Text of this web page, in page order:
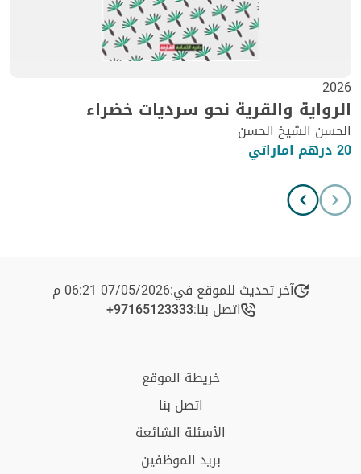
2026
الرواية والقرية نحو سرديات خضراء
الحسن الشيخ الحسن
20 درهم اماراتي
آخر تحديث للموقع في:07/05/2026 06:21 م
اتصل بنا:+97165123333​
خريطة الموقع
اتصل بنا
الأسئلة الشائعة
بريد الموظفين